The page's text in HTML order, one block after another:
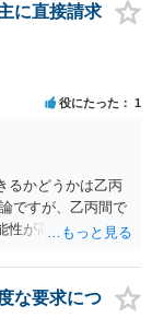
に直接請求
役にたった 1
るかどうかは乙丙
ですが、乙丙間で
性が高いです。
な要求につ